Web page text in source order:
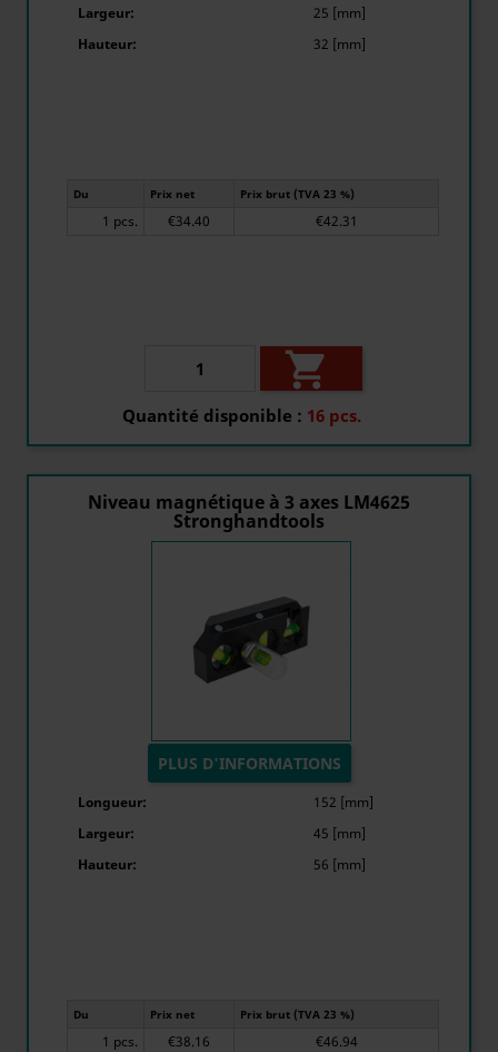
Largeur:
25 [mm]
Hauteur:
32 [mm]
Du Prix net Prix brut (TVA 23 %)
1 pcs. €34.40 €42.31

Quantité disponible : 16 pcs.
Niveau magnétique à 3 axes LM4625
Stronghandtools
PLUS D'INFORMATIONS
Longueur:
152 [mm]
Largeur:
45 [mm]
Hauteur:
56 [mm]
Du Prix net Prix brut (TVA 23 %)
1 pcs. €38.16 €46.94